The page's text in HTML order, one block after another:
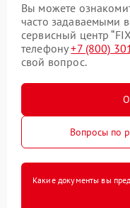
Вы можете
часто задаваемыми
сервисный центр
телефону+7 (800)
свой вопрос.
Вопросы по
Какие документы вы